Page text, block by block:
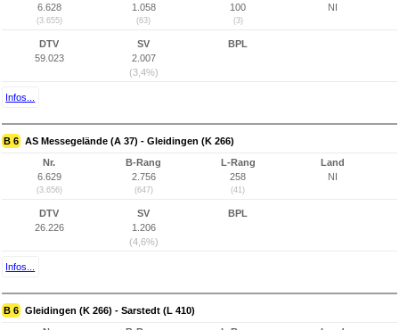
6.628
(3.655)
1.058
(63)
100
(3)
NI
DTV
59.023
SV
2.007
(3,4%)
BPL
Infos...
B 6 AS Messegelände (A 37) - Gleidingen (K 266)
Nr.
6.629
(3.656)
B-Rang
2.756
(647)
L-Rang
258
(41)
Land
NI
DTV
26.226
SV
1.206
(4,6%)
BPL
Infos...
B 6 Gleidingen (K 266) - Sarstedt (L 410)